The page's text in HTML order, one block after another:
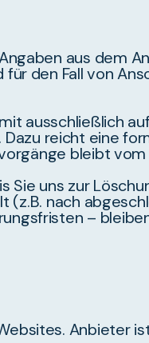
aus dem
den Fall von
ausschließlich
Dazu reicht eine
bleibt
uns zur
nach
–
Anbieter